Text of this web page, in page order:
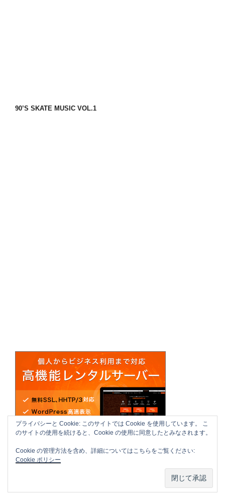
90’S SKATE MUSIC VOL.1
プライバシーと Cookie: このサイトでは Cookie を使用しています。 こ
のサイトの使用を続けると、Cookie の使用に同意したとみなされます。
Cookie の管理方法を含め、詳細についてはこちらをご覧ください:
Cookie ポリシー